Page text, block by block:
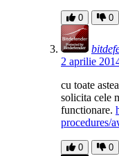
0 0
2 aprilie
cu toate
solicita cele
functionare.
procedures/
0 0